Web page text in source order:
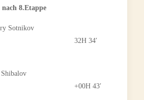
8.Etappe
Sotnikov
32H 34′
Shibalov
+00H 43′